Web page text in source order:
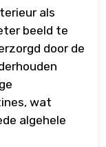
als
beeld te
door de
wat
algehele